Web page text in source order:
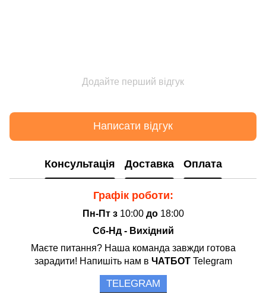
Додайте перший відгук
Написати відгук
Консультація Доставка Оплата
Графік роботи:
Пн-Пт з 10:00до 18:00
Сб-Нд - Вихідний
Маєте питання? Наша команда завжди готова
зарадити! Напишіть нам в ЧАТБОТTelegram
TELEGRAM